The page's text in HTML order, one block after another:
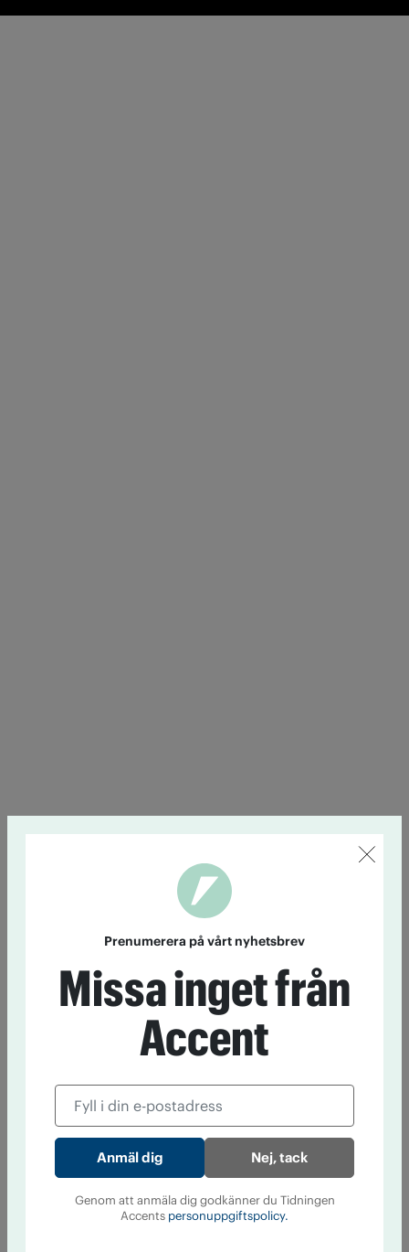
Prenumerera på vårt nyhetsbrev
Missa inget från
Accent
Nej, tack
Genom att anmäla dig godkänner du Tidningen
Accents personuppgiftspolicy.